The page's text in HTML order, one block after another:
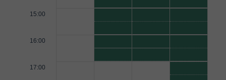
15:00
16:00
17:00